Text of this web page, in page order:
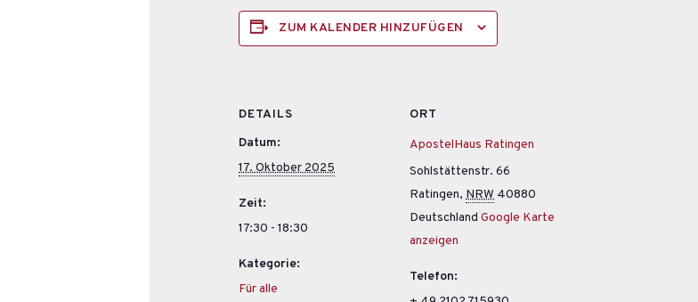
ZUM KALENDER HINZUFÜGEN
DETAILS
Datum:
17. Oktober 2025
Zeit:
17:30 - 18:30
Kategorie:
Für alle
ORT
ApostelHaus Ratingen
Sohlstättenstr. 66
Ratingen, NRW 40880
Deutschland Google Karte
anzeigen
Telefon: